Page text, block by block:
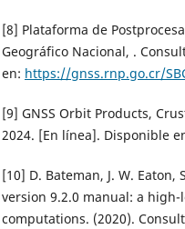
[8] Plataforma de
Geográfico Nacional, .
en: https://gnss.rnp.go.cr/
[9] GNSS Orbit Products,
2024. [En línea]. Disponible
[10] D. Bateman, J. W.
version 9.2.0 manual: a
computations. (2020).